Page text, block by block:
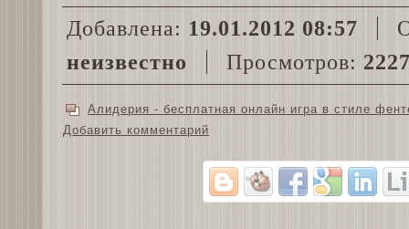
Добавлена: 19.01.2012 08:57
неизвестно
Просмотров:
Алидерия - бесплатная онлайн игра в стиле
Добавить комментарий